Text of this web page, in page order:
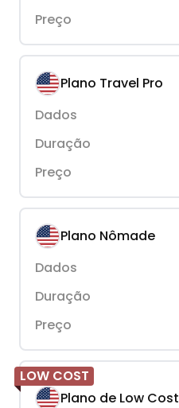
Preço
Plano Travel Pro
Dados
Duração
Preço
Plano Nômade
Dados
Duração
Preço
LOW COST
Plano de Low Cost